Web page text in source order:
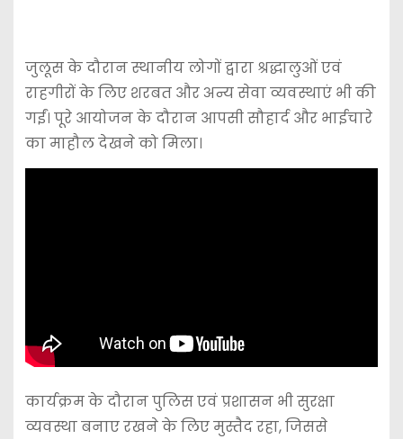
जुलूस के दौरान स्थानीय लोगों द्वारा श्रद्धालुओं एवं
राहगीरों के लिए शरबत और अन्य सेवा व्यवस्थाएं भी की
गईं। पूरे आयोजन के दौरान आपसी सौहार्द और भाईचारे
का माहौल देखने को मिला।
कार्यक्रम के दौरान पुलिस एवं प्रशासन भी सुरक्षा
व्यवस्था बनाए रखने के लिए मुस्तैद रहा, जिससे